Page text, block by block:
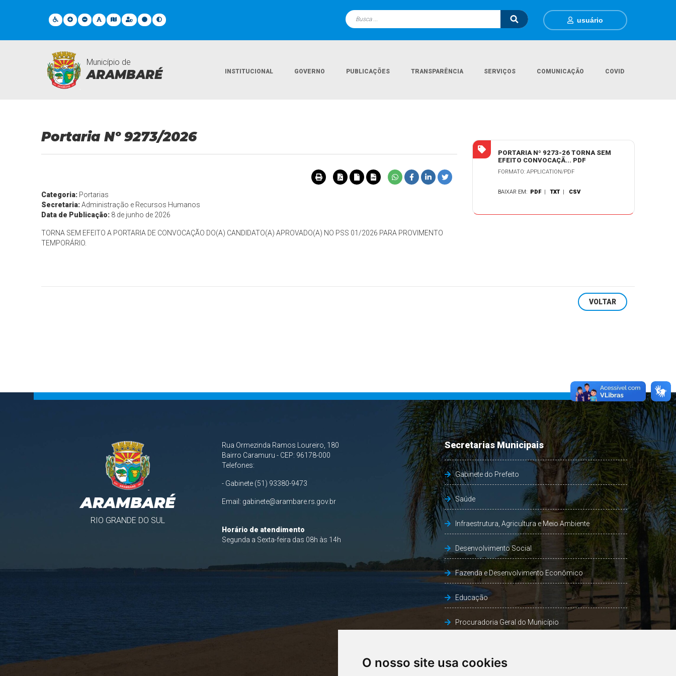
O nosso site usa cookies
usuário
Município de
ARAMBARÉ INSTITUCIONAL GOVERNO PUBLICAÇÕES TRANSPARÊNCIA SERVIÇOS COMUNICAÇÃO COVID
Legislações
Portaria Nº 9273/2026
Categoria: Portarias
Secretaria:Administração e Recursos Humanos
Data de Publicação: 8 de junho de 2026
TORNA SEM EFEITO A PORTARIA DE CONVOCAÇÃO DO(A) CANDIDATO(A) APROVADO(A) NO PSS 01/2026 PARA PROVIMENTO
TEMPORÁRIO.
PORTARIA Nº 9273-26 TORNA SEM
EFEITO CONVOCAÇÃ... PDF
FORMATO: APPLICATION/PDF
BAIXAR EM: PDF |TXT | CSV
VOLTAR
ARAMBARÉ
RIO GRANDE DO SUL
Rua Ormezinda Ramos Loureiro, 180
Bairro Caramuru - CEP: 96178-000
Telefones:
- Gabinete (51) 93380-9473
Email: gabinete@arambare.rs.gov.br
Horário de atendimento
Segunda a Sexta-feira das 08h às 14h
Secretarias Municipais
Gabinete do Prefeito
Saúde
Infraestrutura, Agricultura e Meio Ambiente
Desenvolvimento Social
Fazenda e Desenvolvimento Econômico
Educação
Procuradoria Geral do Município